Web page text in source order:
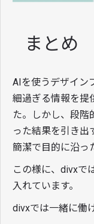
まとめ
AIを使うデザイン
細過ぎる情報を提
た。しかし、段階
った結果を引き出
簡潔で目的に沿っ
この様に、divxで
入れています。
divxでは一緒に働